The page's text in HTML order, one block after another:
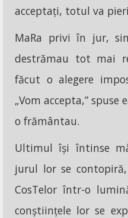
acceptați, totul va
MaRa privi în jur,
destrămau tot mai
făcut o alegere
„Vom accepta,”
o frământau.
Ultimul își întinse
jurul lor se
CosTelor într-o
conștiințele lor se